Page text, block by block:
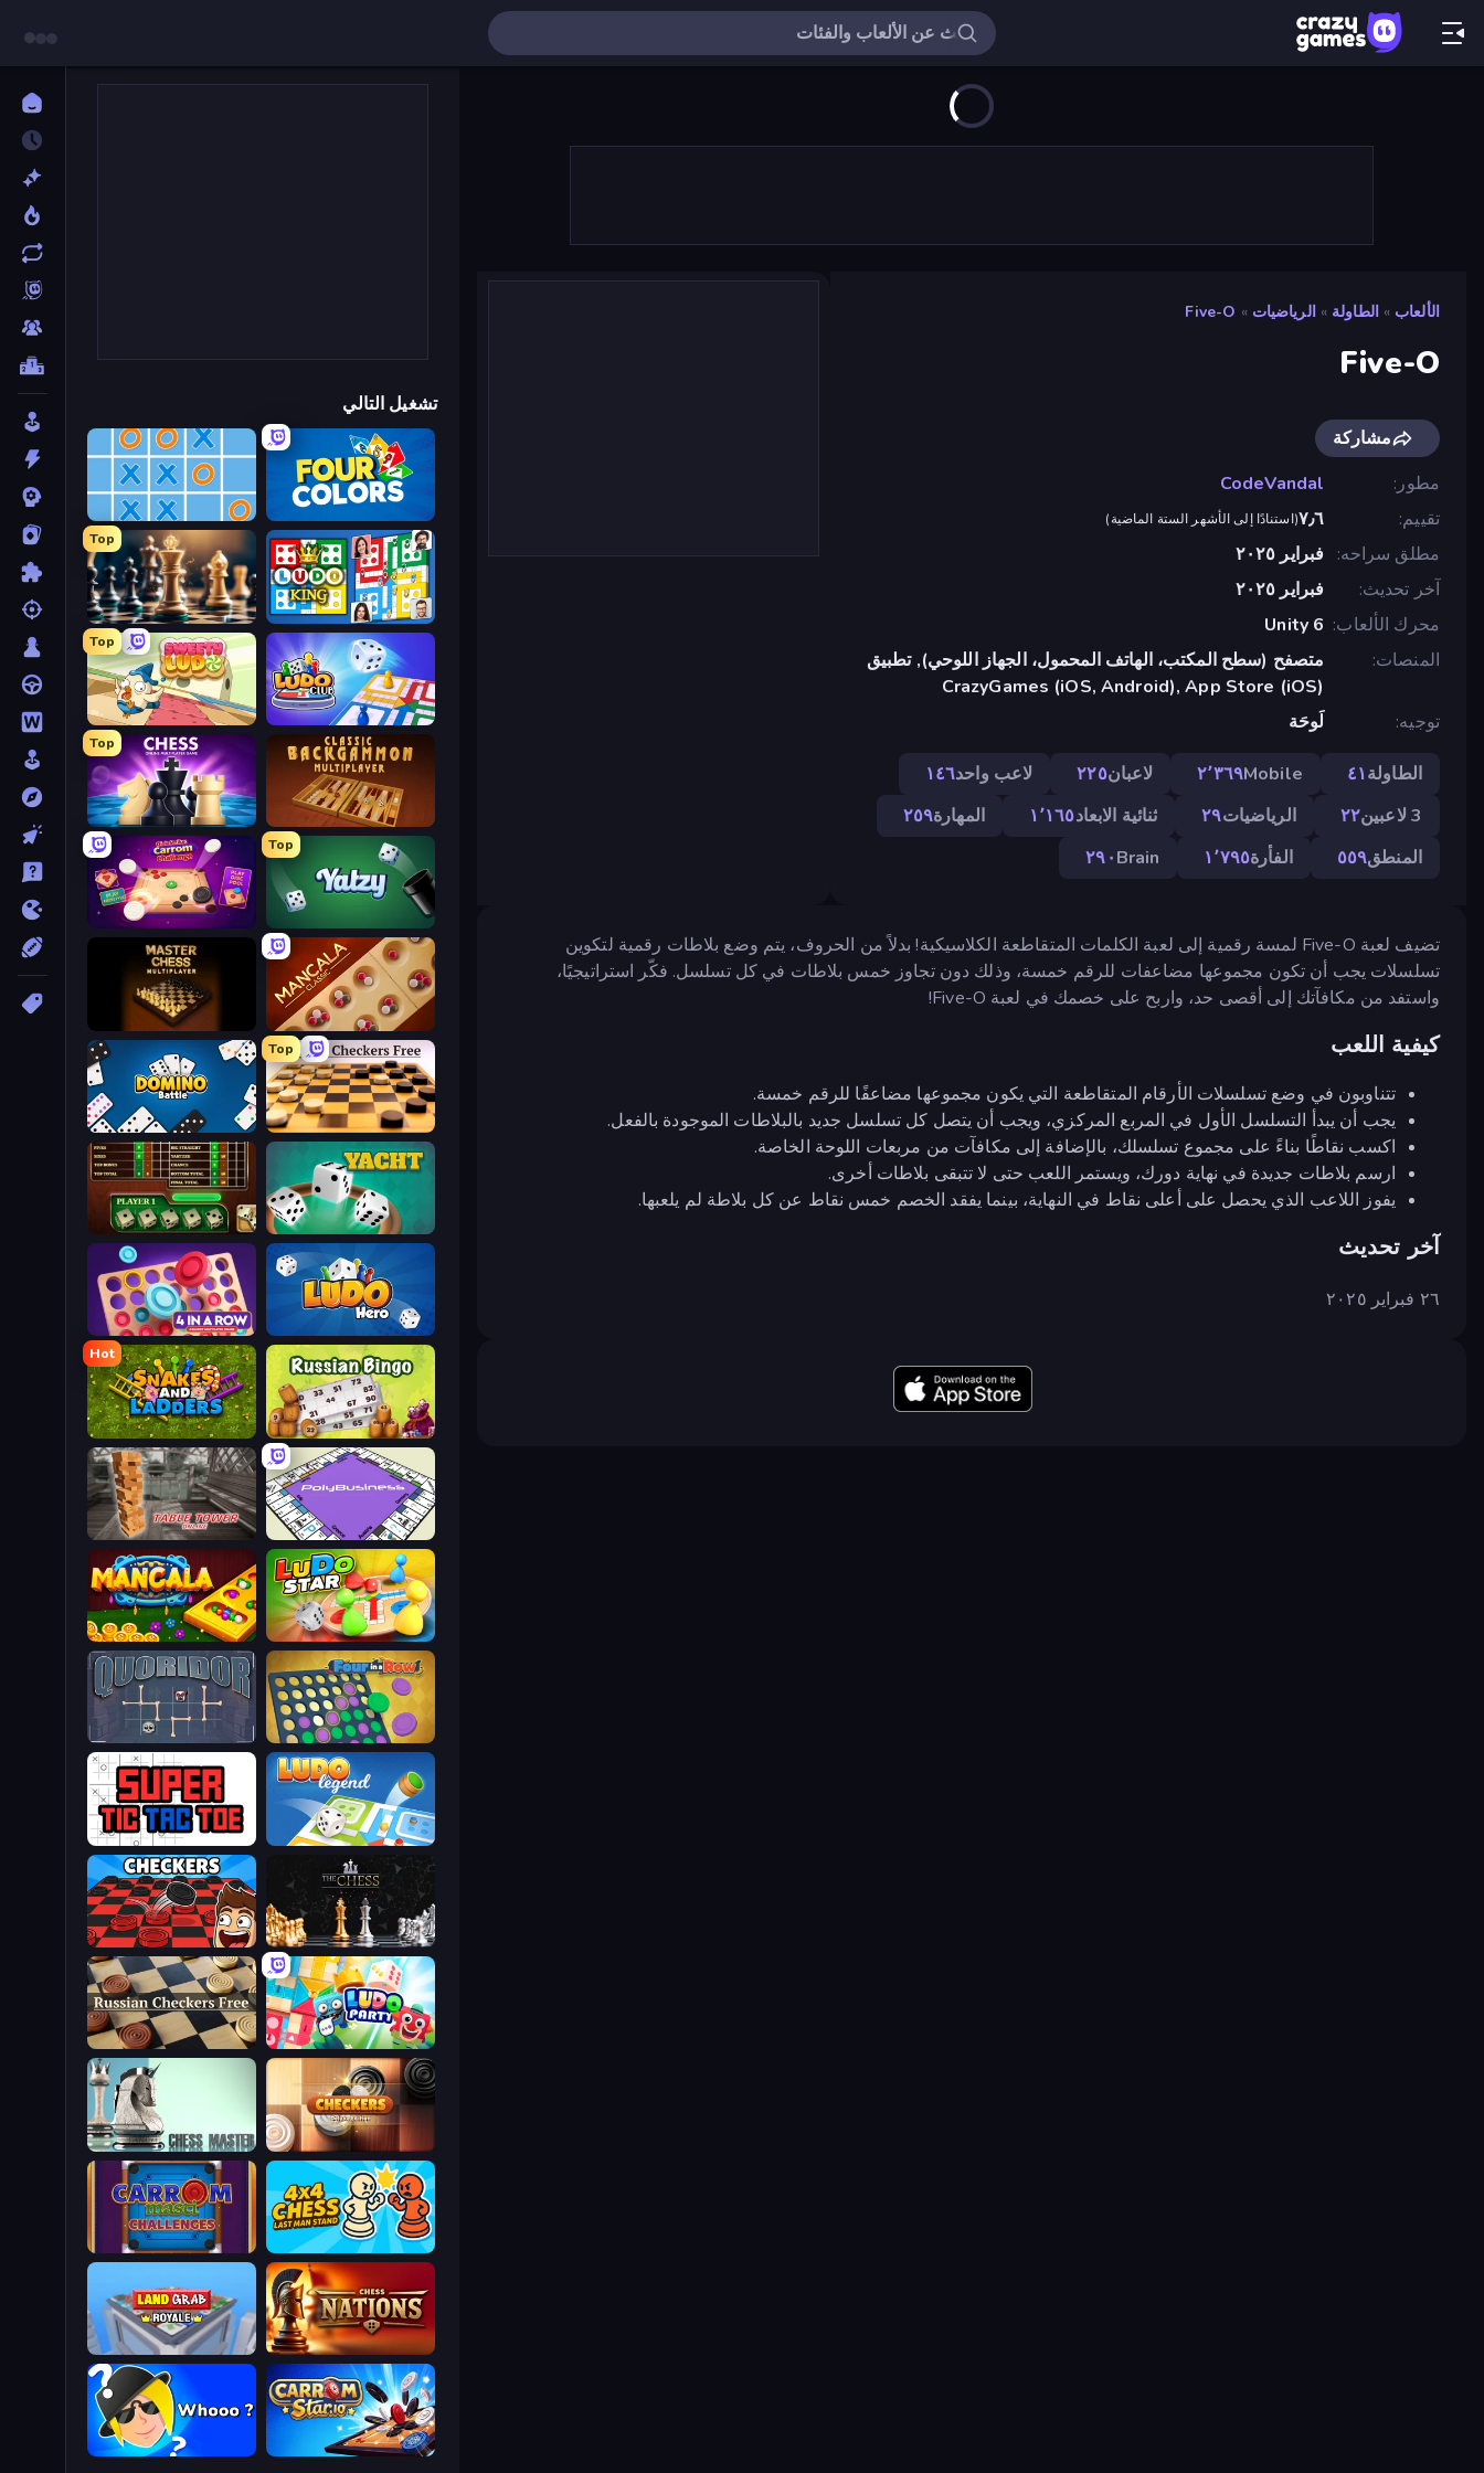
الألعاب » الطاولة » الرياضيات »
Five-O
Five-O
مشاركة
مطور
CodeVandal
تقييم
٧٫٦(استنادًا إلى الأشهر الستة الماضية)
مطلق سراحه
فبراير ٢٠٢٥
آخر تحديث
فبراير ٢٠٢٥
محرك الألعاب Unity 6
المنصات
متصفح (سطح المكتب، الهاتف المحمول، الجهاز اللوحي), تطبيق
CrazyGames (iOS, Android), App Store (iOS)
توجيه
لَوحَة
الطاولة٤١ Mobile٢٬٣٦٩ لاعبان٢٢٥ لاعب واحد١٤٦
3 لاعبين
٢٢ الرياضيات٢٩ ثنائية الابعاد١٬١٦٥ المهارة٢٥٩
المنطق٥٥٩ الفأرة١٬٧٩٥ Brain٢٩٠
تضيف لعبة Five-O لمسة رقمية إلى لعبة الكلمات المتقاطعة الكلاسيكية! بدلاً من الحروف، يتم وضع بلاطات رقمية لتكوين
تسلسلات يجب أن تكون مجموعها مضاعفات للرقم خمسة، وذلك دون تجاوز خمس بلاطات في كل تسلسل. فكّر استراتيجيًا،
واستفد من مكافآتك إلى أقصى حد، واربح على خصمك في لعبة Five-O!
كيفية اللعب
تتناوبون في وضع تسلسلات الأرقام المتقاطعة التي يكون مجموعها مضاعفًا للرقم خمسة.
يجب أن يبدأ التسلسل الأول في المربع المركزي، ويجب أن يتصل كل تسلسل جديد بالبلاطات الموجودة بالفعل.
اكسب نقاطًا بناءً على مجموع تسلسلك، بالإضافة إلى مكافآت من مربعات اللوحة الخاصة.
ارسم بلاطات جديدة في نهاية دورك، ويستمر اللعب حتى لا تتبقى بلاطات أخرى.
يفوز اللاعب الذي يحصل على أعلى نقاط في النهاية، بينما يفقد الخصم خمس نقاط عن كل بلاطة لم يلعبها.
آخر تحديث
٢٦ فبراير ٢٠٢٥
تشغيل التالي
Four Colors
Tic Tac Toe Online
Ludo King
Top
Chess Free
Ludo Club
Top
Sweety Ludo
Backgammon Online
Top
Chess Online Multiplayer
Top
Yatzy
Mancala Classic
Master Chess
Top
English Checkers Free
Domino Battle
Yacht
Yahtzee Online
Ludo Hero
Connect 4 Online Multiplayer
Russian Bingo
Hot
Snakes and Ladders
PolyBusiness (Unofficial Monopoly)
Table Tower Online
Ludo Star League
Mancala Online
Four in a Row
Quoridor Online
Ludo Legend
Super Tic Tac Toe
The Chess
Checkers & Draughts Multiplayer
Ludo Party
Russian Checkers Free
Checkers Deluxe Edition
Chess Master
4x4 Chess: Last Man Stand
Chess Nations
Landgrab Royale
Carrom Stars.io
Whooo?